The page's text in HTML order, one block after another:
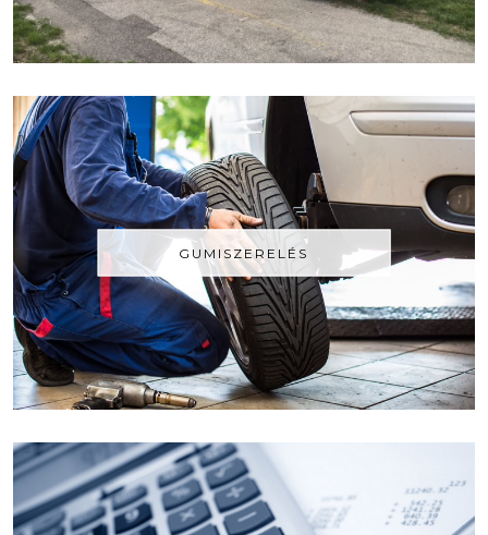
GUMISZERELÉS